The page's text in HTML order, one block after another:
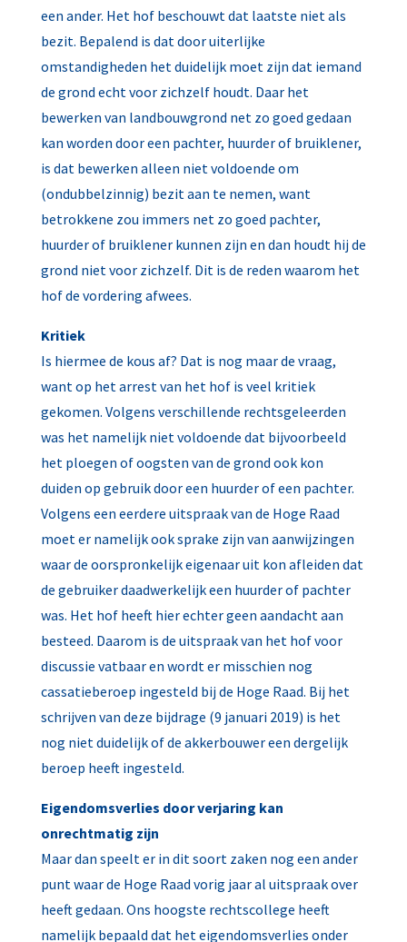
een ander. Het hof beschouwt dat laatste niet als
bezit. Bepalend is dat door uiterlijke
omstandigheden het duidelijk moet zijn dat iemand
de grond echt voor zichzelf houdt. Daar het
bewerken van landbouwgrond net zo goed gedaan
kan worden door een pachter, huurder of bruiklener,
is dat bewerken alleen niet voldoende om
(ondubbelzinnig) bezit aan te nemen, want
betrokkene zou immers net zo goed pachter,
huurder of bruiklener kunnen zijn en dan houdt hij de
grond niet voor zichzelf. Dit is de reden waarom het
hof de vordering afwees.
Kritiek
Is hiermee de kous af? Dat is nog maar de vraag,
want op het arrest van het hof is veel kritiek
gekomen. Volgens verschillende rechtsgeleerden
was het namelijk niet voldoende dat bijvoorbeeld
het ploegen of oogsten van de grond ook kon
duiden op gebruik door een huurder of een pachter.
Volgens een eerdere uitspraak van de Hoge Raad
moet er namelijk ook sprake zijn van aanwijzingen
waar de oorspronkelijk eigenaar uit kon afleiden dat
de gebruiker daadwerkelijk een huurder of pachter
was. Het hof heeft hier echter geen aandacht aan
besteed. Daarom is de uitspraak van het hof voor
discussie vatbaar en wordt er misschien nog
cassatieberoep ingesteld bij de Hoge Raad. Bij het
schrijven van deze bijdrage (9 januari 2019) is het
nog niet duidelijk of de akkerbouwer een dergelijk
beroep heeft ingesteld.
Eigendomsverlies door verjaring kan
onrechtmatig zijn
Maar dan speelt er in dit soort zaken nog een ander
punt waar de Hoge Raad vorig jaar al uitspraak over
heeft gedaan. Ons hoogste rechtscollege heeft
namelijk bepaald dat het eigendomsverlies onder